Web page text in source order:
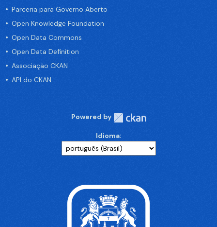
Parceria para Governo Aberto
Open Knowledge Foundation
Open Data Commons
Open Data Definition
Associação CKAN
API do CKAN
Powered by
Idioma